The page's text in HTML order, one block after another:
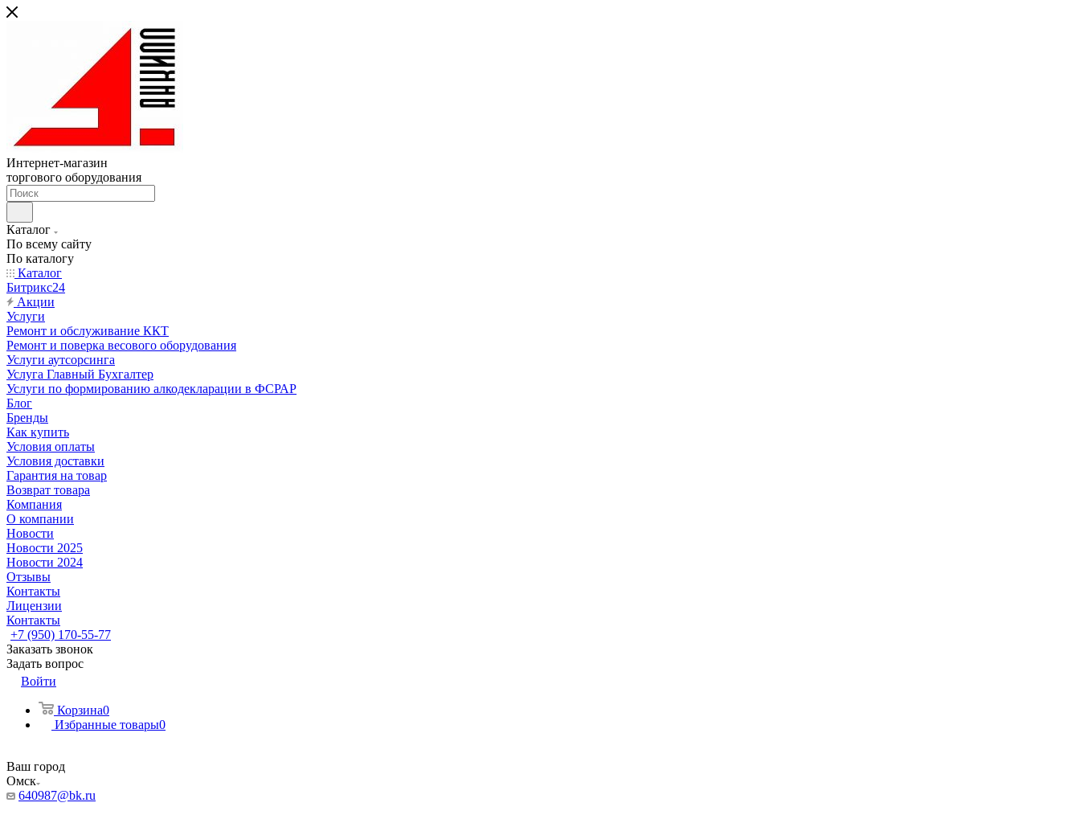
Интернет-магазин
торгового оборудования
Каталог
По всему сайту
По каталогу
Каталог
Битрикс24
Акции
Услуги
Ремонт и обслуживание ККТ
Ремонт и поверка весового оборудования
Услуги аутсорсинга
Услуга Главный Бухгалтер
Услуги по формированию алкодекларации в ФСРАР
Блог
Бренды
Как купить
Условия оплаты
Условия доставки
Гарантия на товар
Возврат товара
Компания
О компании
Новости
Новости 2025
Новости 2024
Отзывы
Контакты
Лицензии
Контакты
+7 (950) 170-55-77
Заказать звонок
Задать вопрос
Войти
Корзина0
Избранные товары0
Ваш город
Омск
640987@bk.ru